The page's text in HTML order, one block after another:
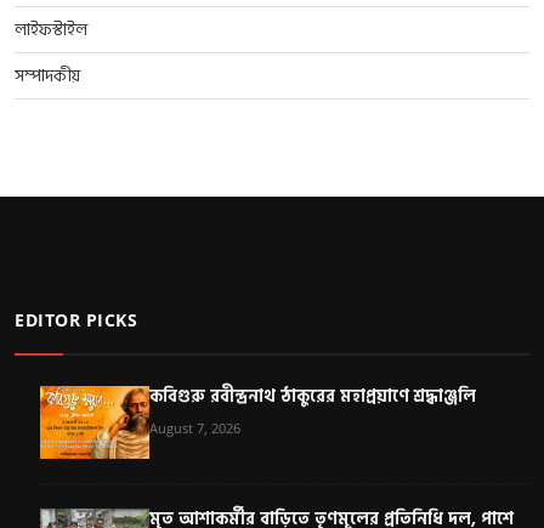
লাইফস্টাইল
সম্পাদকীয়
EDITOR PICKS
কবিগুরু রবীন্দ্রনাথ ঠাকুরের মহাপ্রয়াণে শ্রদ্ধাঞ্জলি
August 7, 2026
মৃত আশাকর্মীর বাড়িতে তৃণমূলের প্রতিনিধি দল, পাশে